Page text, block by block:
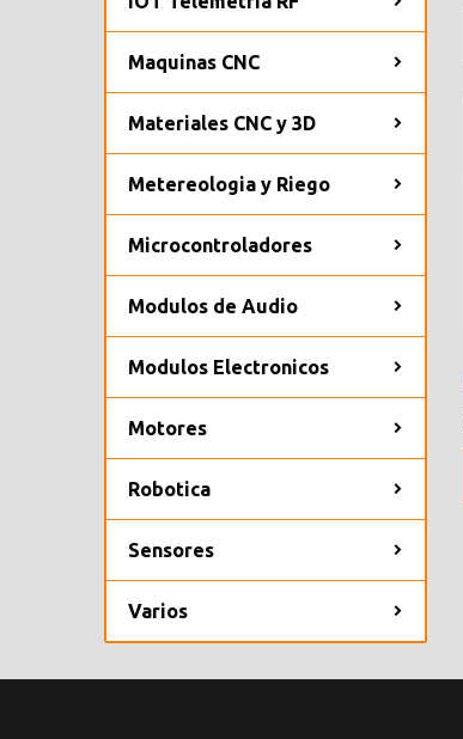
Maquinas CNC
Materiales CNC y 3D
Metereologia y Riego
Microcontroladores
Modulos de Audio
Modulos Electronicos
Motores
Robotica
Sensores
Varios